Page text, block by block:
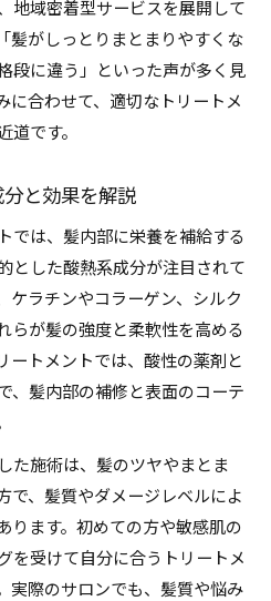
地域密着型サービスを展開して
髪がしっとりまとまりやすくな
段に違う」といった声が多く見
に合わせて、適切なトリートメ
道です。
分と効果を解説
では、髪内部に栄養を補給する
とした酸熱系成分が注目されて
ケラチンやコラーゲン、シルク
らが髪の強度と柔軟性を高める
ートメントでは、酸性の薬剤と
、髪内部の補修と表面のコーテ
た施術は、髪のツヤやまとま
で、髪質やダメージレベルによ
ります。初めての方や敏感肌の
を受けて自分に合うトリートメ
実際のサロンでも、髪質や悩み